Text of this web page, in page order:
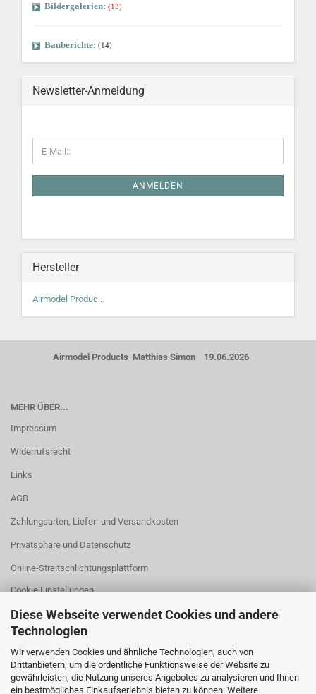
Diese Webseite verwendet Cookies und andere
Technologien
Wir verwenden Cookies und ähnliche Technologien, auch von
Drittanbietern, um die ordentliche Funktionsweise der Website zu
gewährleisten, die Nutzung unseres Angebotes zu analysieren und Ihnen
ein bestmögliches Einkaufserlebnis bieten zu können. Weitere
Bildergalerien: (13)
Bauberichte: (14)
Newsletter-Anmeldung
ANMELDEN
Hersteller
Airmodel Produc...
Airmodel Products Matthias Simon 19.06.2026
MEHR ÜBER...
Impressum
Widerrufsrecht
Links
AGB
Zahlungsarten, Liefer- und Versandkosten
Privatsphäre und Datenschutz
Online-Streitschlichtungsplattform
Cookie Einstellungen
RA Kanzlei Gerstel